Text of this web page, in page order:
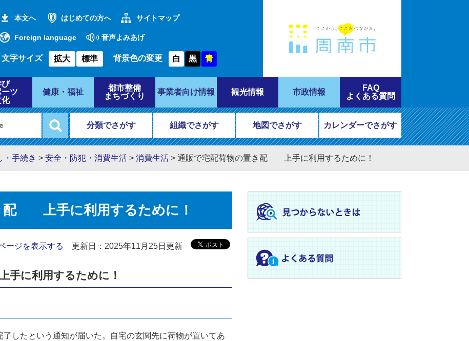
本文へ はじめての方へ サイトマップ
Foreign language 音声よみあげ
文字サイズ 拡大 標準 背景色の変更 白 黒 青
び
ーツ
化
健康・福祉
都市整備
まちづくり
事業者向け情報 観光情報 市政情報
FAQ
よくある質問
分類でさがす 組織でさがす 地図でさがす カレンダーでさがす
・手続き > 安全・防犯・消費生活 > 消費生活 > 通販で宅配荷物の置き配 上手に利用するために！
配 上手に利用するために！
ージを表示する 更新日：2025年11月25日更新
手に利用するために！
したという通知が届いた。自宅の玄関先に荷物が置いてあ